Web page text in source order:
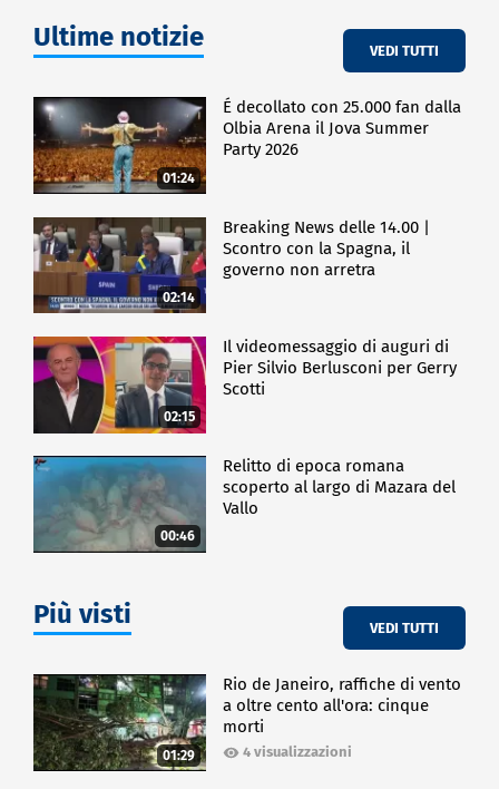
Ultime notizie VEDI TUTTI
01:24
É decollato con 25.000 fan dalla
Olbia Arena il Jova Summer
Party 2026
02:14
Breaking News delle 14.00 |
Scontro con la Spagna, il
governo non arretra
02:15
Il videomessaggio di auguri di
Pier Silvio Berlusconi per Gerry
Scotti
00:46
Relitto di epoca romana
scoperto al largo di Mazara del
Vallo
Più visti VEDI TUTTI
01:29
Rio de Janeiro, raffiche di vento
a oltre cento all'ora: cinque
morti
4 visualizzazioni